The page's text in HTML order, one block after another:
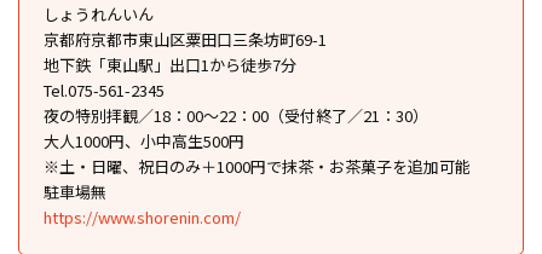
しょうれんいん
京都府京都市東山区粟田口三条坊町69-1
地下鉄「東山駅」出口1から徒歩7分
Tel.075-561-2345
夜の特別拝観／18：00〜22：00（受付終了／21：30）
大人1000円、小中高生500円
※土・日曜、祝日のみ＋1000円で抹茶・お茶菓子を追加可能
駐車場無
https://www.shorenin.com/